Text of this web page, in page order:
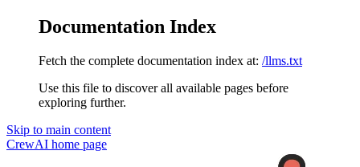
Documentation Index
Fetch the complete documentation index at: /llms.txt
Use this file to discover all available pages before
exploring further.
Skip to main content
CrewAI home page